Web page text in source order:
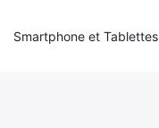
Smartphone et Tablettes